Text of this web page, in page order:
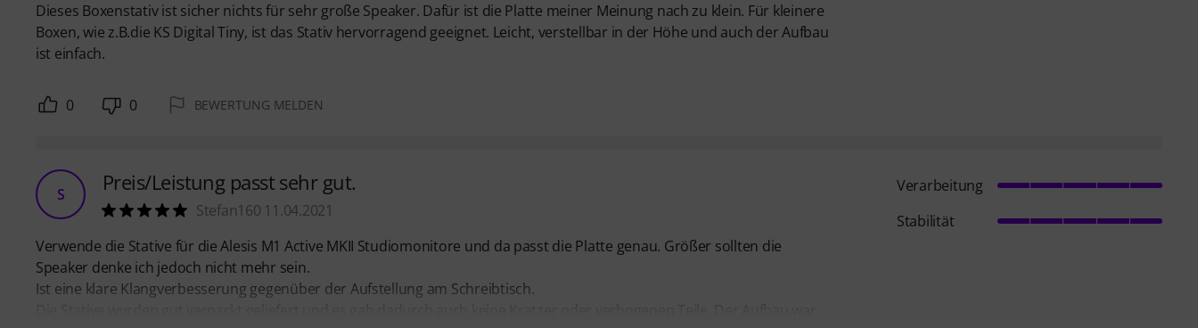
Dieses Boxenstativ ist sicher nichts für sehr große Speaker. Dafür ist die Platte meiner Meinung nach zu klein. Für kleinere
Boxen, wie z.B.die KS Digital Tiny, ist das Stativ hervorragend geeignet. Leicht, verstellbar in der Höhe und auch der Aufbau
ist einfach.
0 0 BEWERTUNG MELDEN
S Preis/Leistung passt sehr gut.
Stefan160 11.04.2021
Verwende die Stative für die Alesis M1 Active MKII Studiomonitore und da passt die Platte genau. Größer sollten die
Speaker denke ich jedoch nicht mehr sein.
Ist eine klare Klangverbesserung gegenüber der Aufstellung am Schreibtisch.
Verarbeitung
Stabilität